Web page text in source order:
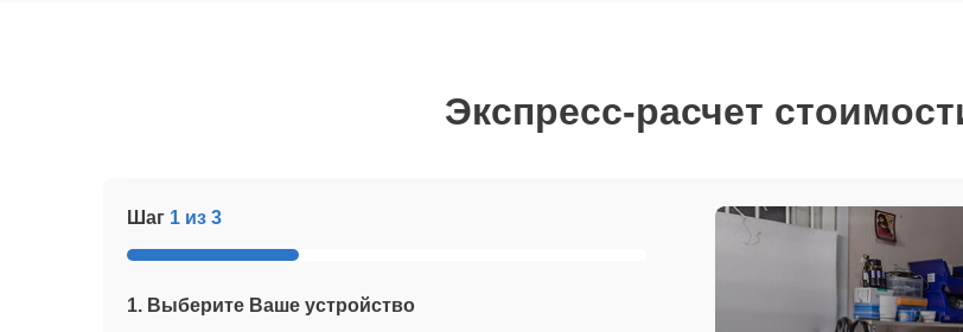
Экспресс-расчет
Шаг 1 из 3
1. Выберите Ваше устройство